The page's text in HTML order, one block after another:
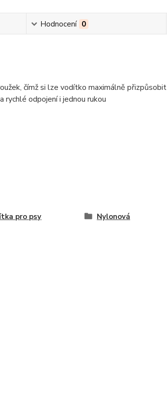
Hodnocení 0
čímž si lze vodítko maximálně přizpůsobit
rychlé odpojení i jednou rukou
pro psy Nylonová